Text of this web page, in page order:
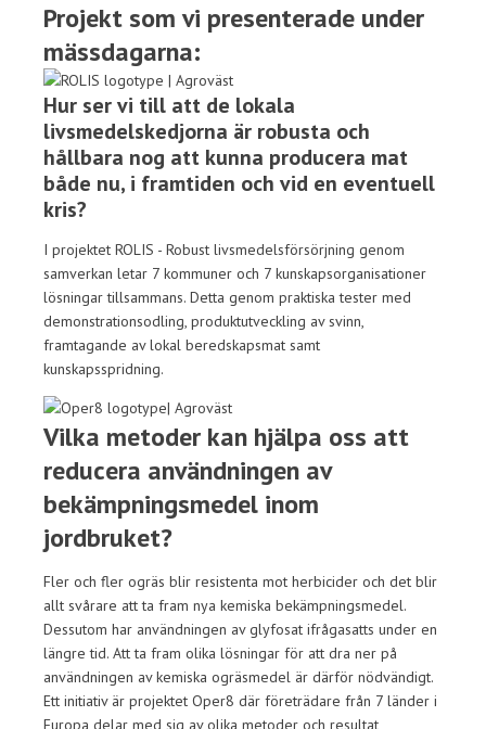
Projekt som vi presenterade under
mässdagarna:
Hur ser vi till att de lokala
livsmedelskedjorna är robusta och
hållbara nog att kunna producera mat
både nu, i framtiden och vid en eventuell
kris?
I projektet ROLIS - Robust livsmedelsförsörjning genom
samverkan letar 7 kommuner och 7 kunskapsorganisationer
lösningar tillsammans. Detta genom praktiska tester med
demonstrationsodling, produktutveckling av svinn,
framtagande av lokal beredskapsmat samt
kunskapsspridning.
Vilka metoder kan hjälpa oss att
reducera användningen av
bekämpningsmedel inom
jordbruket?
Fler och fler ogräs blir resistenta mot herbicider och det blir
allt svårare att ta fram nya kemiska bekämpningsmedel.
Dessutom har användningen av glyfosat ifrågasatts under en
längre tid. Att ta fram olika lösningar för att dra ner på
användningen av kemiska ogräsmedel är därför nödvändigt.
Ett initiativ är projektet Oper8 där företrädare från 7 länder i
Europa delar med sig av olika metoder och resultat